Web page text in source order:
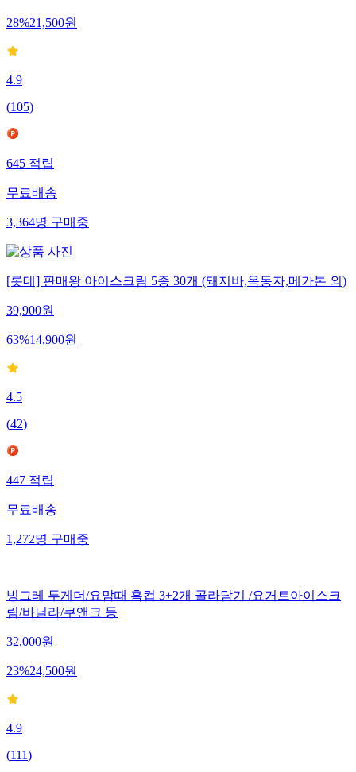
28%21,500원
4.9
(105)
645 적립
무료배송
3,364명 구매중
[롯데] 판매왕 아이스크림 5종 30개 (돼지바,옥동자,메가톤 외)
39,900원
63%14,900원
4.5
(42)
447 적립
무료배송
1,272명 구매중
빙그레 투게더/요맘때 홈컵 3+2개 골라담기 /요거트아이스크
림/바닐라/쿠앤크 등
32,000원
23%24,500원
4.9
(111)